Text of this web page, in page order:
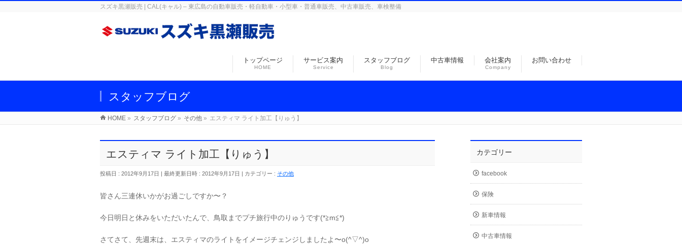
スズキ黒瀬販売 | CAL(キャル) – 東広島の自動車販売・軽自動車・小型車・普通車販売、中古車販売、車検整備
トップページ
HOME
サービス案内
Service
スタッフブログ
Blog
中古車情報 会社案内
Company
お問い合わせ
スタッフブログ
HOME » スタッフブログ » その他 » エスティマ ライト加工【りゅう】
エスティマ ライト加工【りゅう】
投稿日 : 2012年9月17日 最終更新日時 : 2012年9月17日 カテゴリー : その他
皆さん三連休いかがお過ごしですか〜？
今日明日と休みをいただいたんで、鳥取までプチ旅行中のりゅうです(*≧m≦*)
さてさて、先週末は、エスティマのライトをイメージチェンジしましたよ〜o(^▽^)o
カテゴリー
facebook
保険
新車情報
中古車情報